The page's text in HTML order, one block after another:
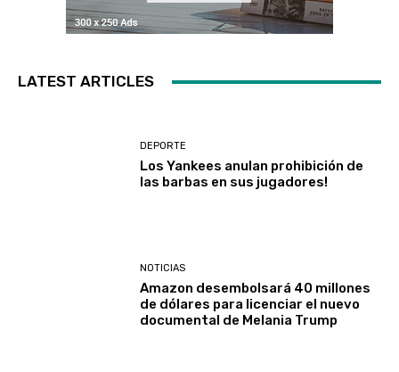
LATEST ARTICLES
DEPORTE
Los Yankees anulan prohibición de
las barbas en sus jugadores!
NOTICIAS
Amazon desembolsará 40 millones
de dólares para licenciar el nuevo
documental de Melania Trump